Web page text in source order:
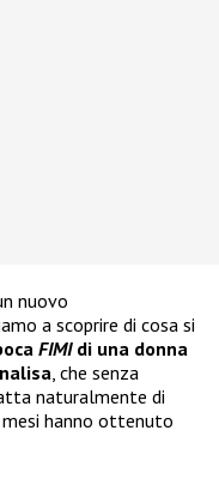
nuovo
a scoprire di cosa si
FIMIdi una donna
, che senza
naturalmente di
mesi hanno ottenuto